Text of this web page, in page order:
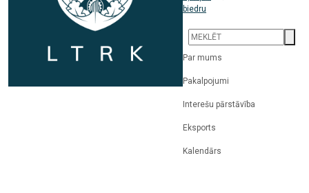
biedru
Par mums
Pakalpojumi
Interešu pārstāvība
Eksports
Kalendārs